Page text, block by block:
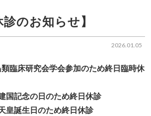
2026.01.05
診のお知らせ】
臨床研究会学会参加のため終日臨時休
国記念の日のため終日休診
皇誕生日のため終日休診